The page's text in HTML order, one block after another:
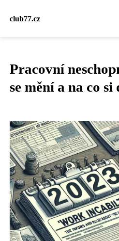
club77.cz
Pracovní
se mění a na co